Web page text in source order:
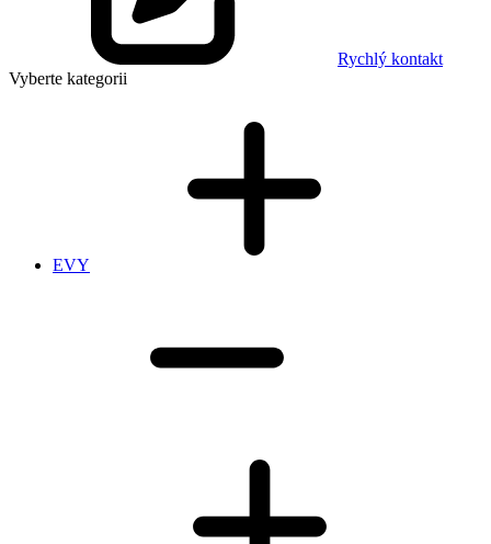
Rychlý kontakt
Vyberte kategorii
EVY